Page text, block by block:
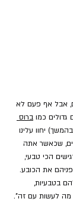
אבל אף פעם לא
גדולים כמו ברוס
יחוו עלינו
שכאשר אתה
הכי טבעי,
את הכובע.
בטבעיות,
מה לעשות עם זה".